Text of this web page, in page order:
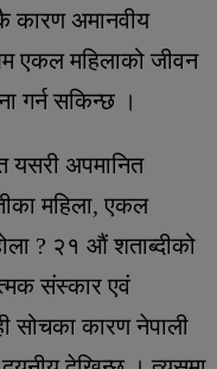
कारण अमानवीय
एकल महिलाको जीवन
गर्न सकिन्छ ।
अपमानित
महिला, एकल
? २१ औं शताब्दीको
संस्कार एवं
सोचका कारण नेपाली